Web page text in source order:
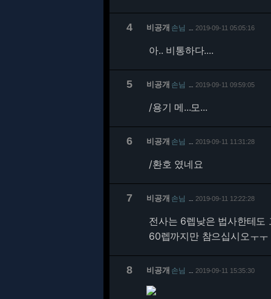
4 비공개 손님 2019-09-11 05:05:16
아.. 비통하다....
5 비공개 손님 2019-09-11 09:59:05
/용기 메...모...
6 비공개 손님 2019-09-11 11:31:28
/환호 였네요
7 비공개 손님 2019-09-11 12:22:28
전사는 6렙낮은 법사한테도
60렙까지만 참으십시오ㅜㅜ
8 비공개 손님 2019-09-11 15:35:30